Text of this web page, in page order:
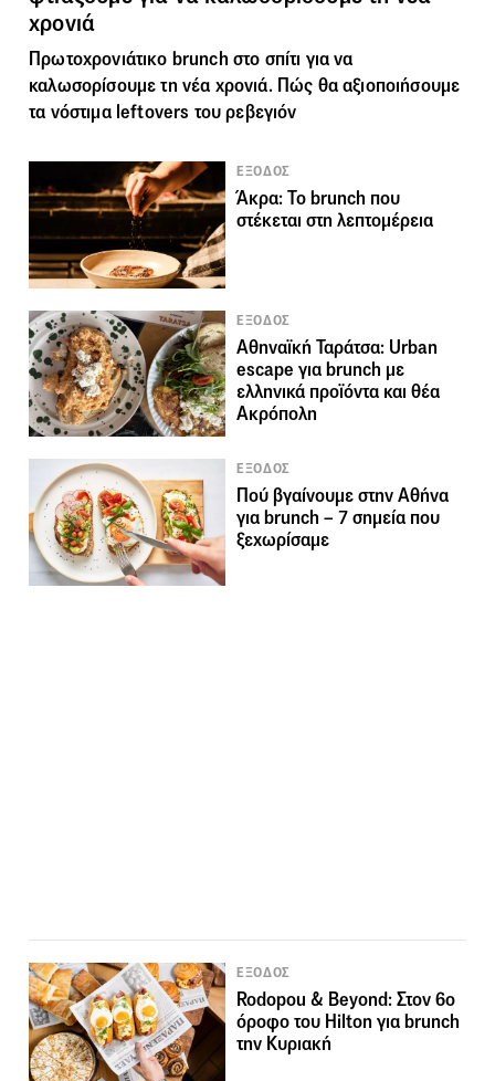
χρονιά
Πρωτοχρονιάτικο brunch στο σπίτι για να
καλωσορίσουμε τη νέα χρονιά. Πώς θα αξιοποιήσουμε
τα νόστιμα leftovers του ρεβεγιόν
ΕΞΟΔΟΣ
Άκρα: Το brunch που
στέκεται στη λεπτομέρεια
ΕΞΟΔΟΣ
Αθηναϊκή Ταράτσα: Urban
escape για brunch με
ελληνικά προϊόντα και θέα
Ακρόπολη
ΕΞΟΔΟΣ
Πού βγαίνουμε στην Αθήνα
για brunch – 7 σημεία που
ξεχωρίσαμε
ΕΞΟΔΟΣ
Rodopou & Beyond: Στον 6ο
όροφο του Hilton για brunch
την Κυριακή